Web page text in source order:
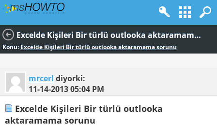
Excelde Kişileri Bir türlü outlooka aktaramama sorunu
Konu: Excelde Kişileri Bir türlü outlooka aktaramama sorunu
mrcerl diyorki:
11-14-201305:04 PM
Excelde Kişileri Bir türlü outlooka
aktaramama sorunu